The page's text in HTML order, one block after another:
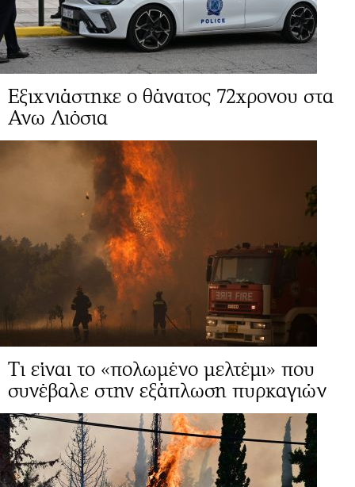
Εξιχνιάστηκε ο θάνατος 72χρονου στα
Ανω Λιόσια
Τι είναι το «πολωμένο μελτέμι» που
συνέβαλε στην εξάπλωση πυρκαγιών